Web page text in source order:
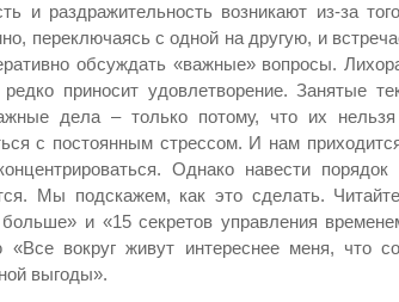
и раздражительность возникают из-за
переключаясь с одной на другую, и
обсуждать «важные» вопросы.
приносит удовлетворение. Занятые
дела – только потому, что их
с постоянным стрессом. И нам
Однако навести
Мы подскажем, как это сделать.
и «15 секретов управления
«Все вокруг живут интереснее меня, что
выгоды».